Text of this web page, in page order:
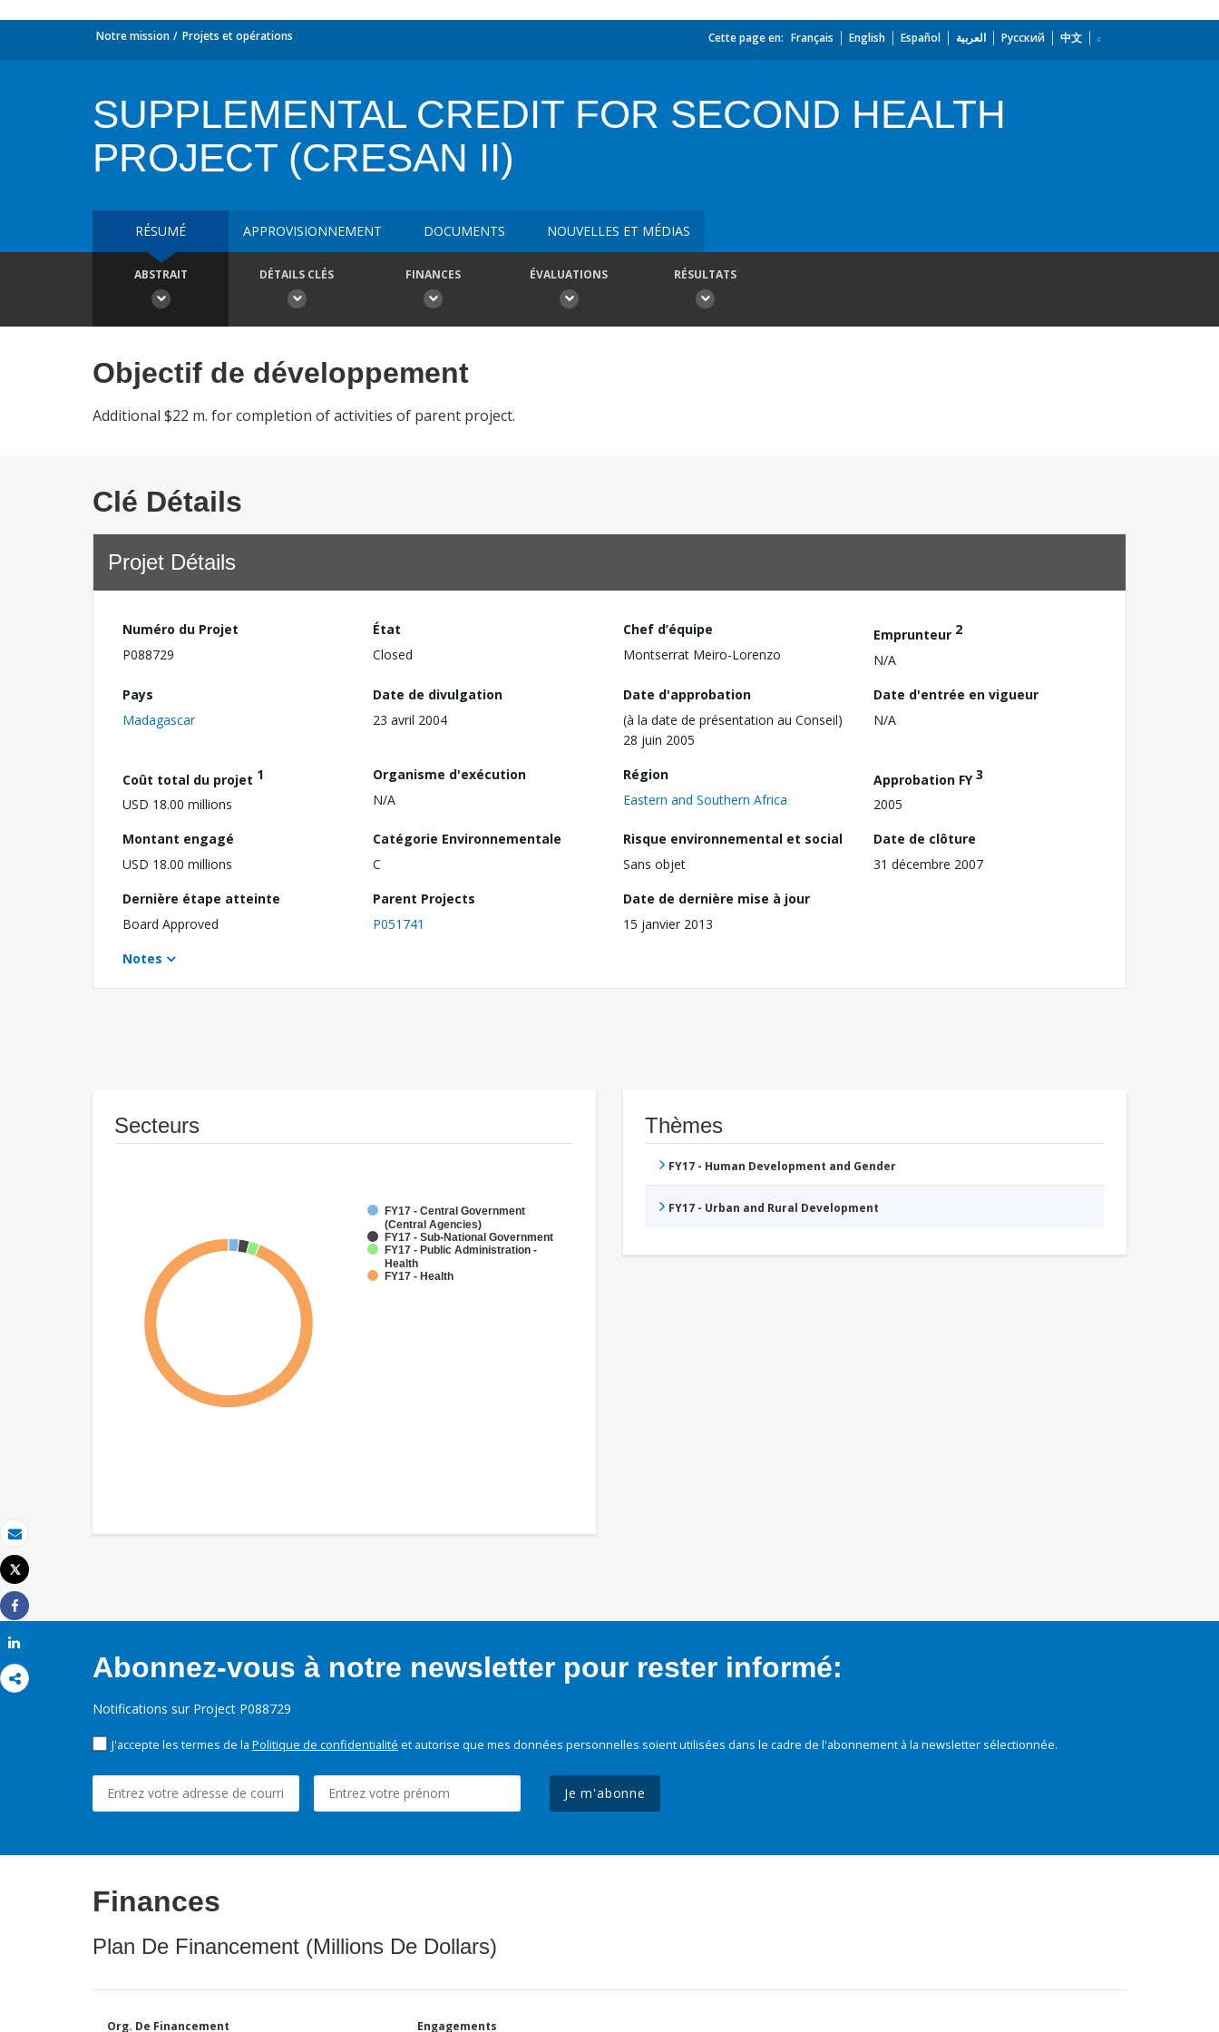
Email
Imprimer
Tweet
Share
Notre mission Projets et opérations Cette page en: Français English Español العربية Русский 中文
SUPPLEMENTAL CREDIT FOR SECOND HEALTH
PROJECT (CRESAN II)
RÉSUMÉ APPROVISIONNEMENT DOCUMENTS NOUVELLES ET MÉDIAS
ABSTRAIT DÉTAILS CLÉS FINANCES ÉVALUATIONS RÉSULTATS
Objectif de développement
Additional $22 m. for completion of activities of parent project.
Clé Détails
Projet Détails
Numéro du Projet
P088729
État
Closed
Chef d’équipe
Montserrat Meiro-Lorenzo
Emprunteur 2
N/A
Pays
Madagascar
Date de divulgation
23 avril 2004
Date d'approbation
(à la date de présentation au Conseil)
28 juin 2005
Date d'entrée en vigueur
N/A
Coût total du projet 1
USD 18.00 millions
Organisme d'exécution
N/A
Région
Eastern and Southern Africa
Approbation FY3
2005
Montant engagé
USD 18.00 millions
Catégorie Environnementale
C
Risque environnemental et social
Sans objet
Date de clôture
31 décembre 2007
Dernière étape atteinte
Board Approved
Parent Projects
P051741
Date de dernière mise à jour
15 janvier 2013
Notes
Secteurs
FY17 - Central Government
(Central Agencies)
FY17 - Sub-National Government
FY17 - Public Administration -
Health
FY17 - Health
Thèmes
FY17 - Human Development and Gender
FY17 - Urban and Rural Development
Abonnez-vous à notre newsletter pour rester informé:
Notifications sur Project P088729
J'accepte les termes de la Politique de confidentialité et autorise que mes données personnelles soient utilisées dans le cadre de l'abonnement à la newsletter sélectionnée.
Je m'abonne
Finances
Plan De Financement (Millions De Dollars)
Org. De Financement Engagements